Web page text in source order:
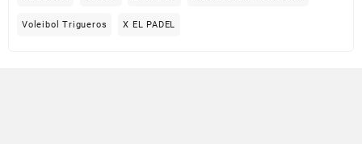
Voleibol Trigueros X EL PADEL